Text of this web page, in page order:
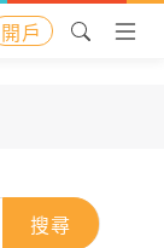
開戶
搜尋